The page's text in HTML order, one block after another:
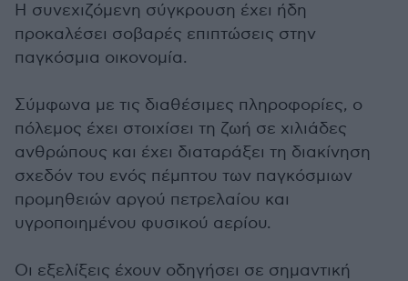
Η συνεχιζόμενη σύγκρουση έχει ήδη
προκαλέσει σοβαρές επιπτώσεις στην
παγκόσμια οικονομία.
Σύμφωνα με τις διαθέσιμες πληροφορίες, ο
πόλεμος έχει στοιχίσει τη ζωή σε χιλιάδες
ανθρώπους και έχει διαταράξει τη διακίνηση
σχεδόν του ενός πέμπτου των παγκόσμιων
προμηθειών αργού πετρελαίου και
υγροποιημένου φυσικού αερίου.
Οι εξελίξεις έχουν οδηγήσει σε σημαντική